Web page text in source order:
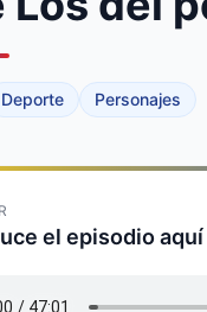
Deporte Personajes
el episodio aquí